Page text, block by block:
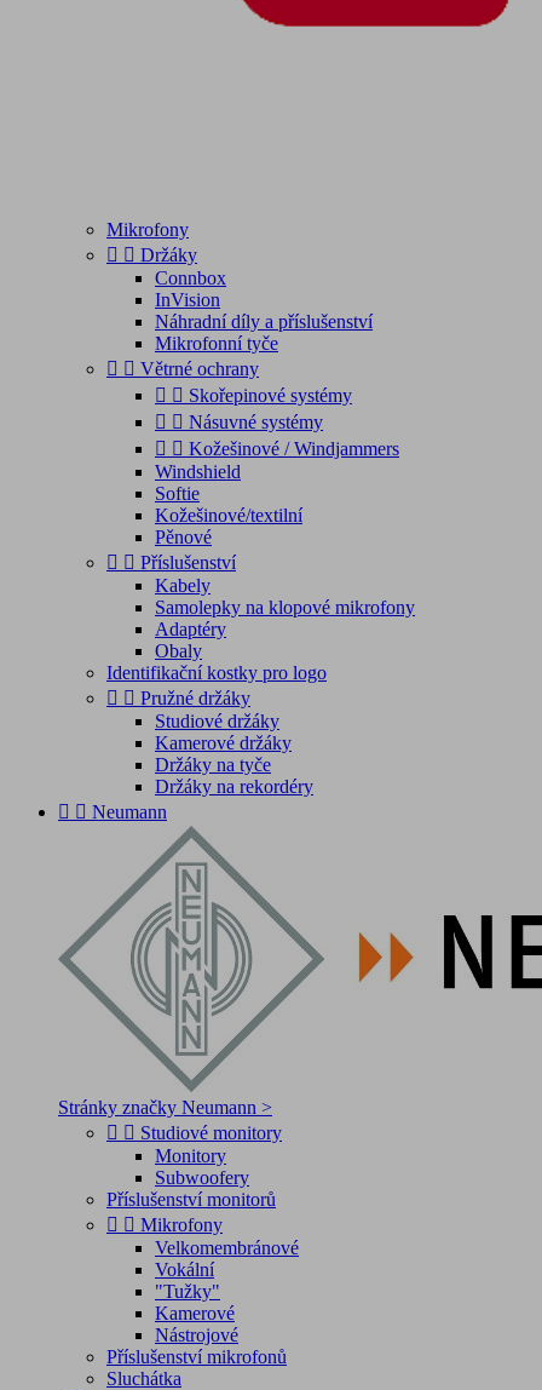
Mikrofony
  Držáky
Connbox
InVision
Náhradní díly a příslušenství
Mikrofonní tyče
  Větrné ochrany
  Skořepinové systémy
  Násuvné systémy
  Kožešinové / Windjammers
Windshield
Softie
Kožešinové/textilní
Pěnové
  Příslušenství
Kabely
Samolepky na klopové mikrofony
Adaptéry
Obaly
Identifikační kostky pro logo
  Pružné držáky
Studiové držáky
Kamerové držáky
Držáky na tyče
Držáky na rekordéry
  Neumann
Stránky značky Neumann >
  Studiové monitory
Monitory
Subwoofery
Příslušenství monitorů
  Mikrofony
Velkomembránové
Vokální
"Tužky"
Kamerové
Nástrojové
Příslušenství mikrofonů
Sluchátka